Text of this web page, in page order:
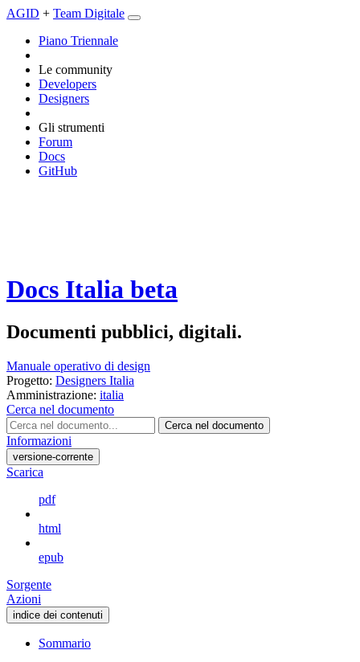
AGID + Team Digitale
Piano Triennale
Le community
Developers
Designers
Gli strumenti
Forum
Docs
GitHub
Docs Italia beta
Documenti pubblici, digitali.
Manuale operativo di design
Progetto: Designers Italia
Amministrazione: italia
Cerca nel documento
Cerca nel documento
Informazioni
versione-corrente
Scarica
pdf
html
epub
Sorgente
Azioni
indice dei contenuti
Sommario